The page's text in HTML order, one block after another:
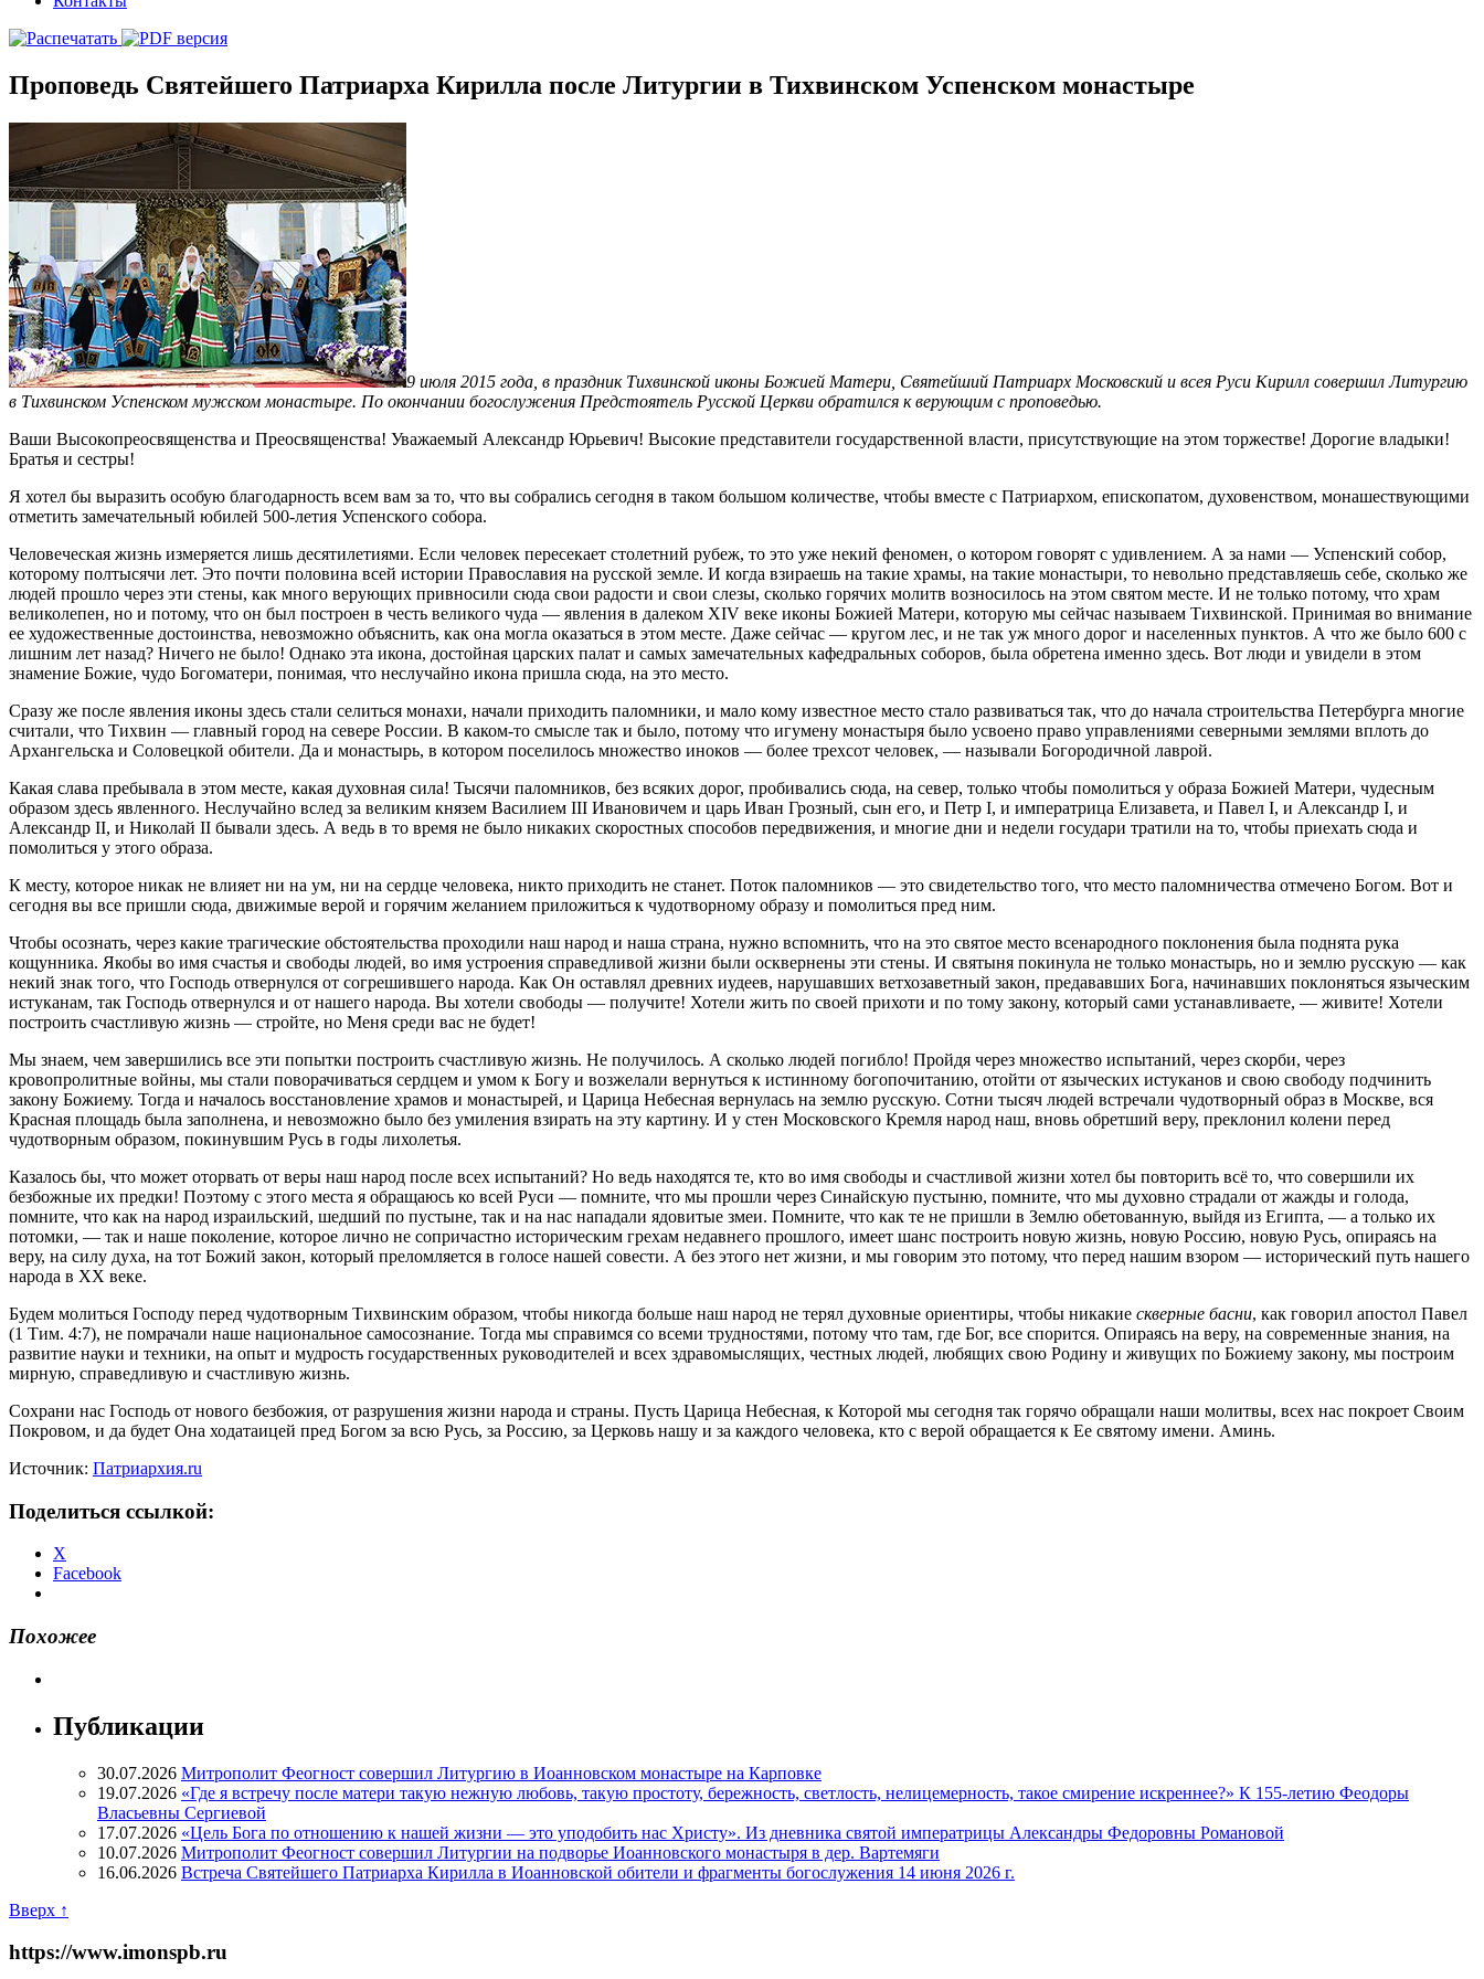
Проповедь Святейшего Патриарха Кирилла после Литургии в Тихвинском Успенском монастыре
9 июля 2015 года, в праздник Тихвинской иконы Божией Матери, Святейший Патриарх Московский и всея Руси Кирилл совершил Литургию
в Тихвинском Успенском мужском монастыре. По окончании богослужения Предстоятель Русской Церкви обратился к верующим с проповедью.
Ваши Высокопреосвященства и Преосвященства! Уважаемый Александр Юрьевич! Высокие представители государственной власти, присутствующие на этом торжестве! Дорогие владыки!
Братья и сестры!
Я хотел бы выразить особую благодарность всем вам за то, что вы собрались сегодня в таком большом количестве, чтобы вместе с Патриархом, епископатом, духовенством, монашествующими
отметить замечательный юбилей 500-летия Успенского собора.
Человеческая жизнь измеряется лишь десятилетиями. Если человек пересекает столетний рубеж, то это уже некий феномен, о котором говорят с удивлением. А за нами — Успенский собор,
которому полтысячи лет. Это почти половина всей истории Православия на русской земле. И когда взираешь на такие храмы, на такие монастыри, то невольно представляешь себе, сколько же
людей прошло через эти стены, как много верующих привносили сюда свои радости и свои слезы, сколько горячих молитв возносилось на этом святом месте. И не только потому, что храм
великолепен, но и потому, что он был построен в честь великого чуда — явления в далеком XIV веке иконы Божией Матери, которую мы сейчас называем Тихвинской. Принимая во внимание
ее художественные достоинства, невозможно объяснить, как она могла оказаться в этом месте. Даже сейчас — кругом лес, и не так уж много дорог и населенных пунктов. А что же было 600 с
лишним лет назад? Ничего не было! Однако эта икона, достойная царских палат и самых замечательных кафедральных соборов, была обретена именно здесь. Вот люди и увидели в этом
знамение Божие, чудо Богоматери, понимая, что неслучайно икона пришла сюда, на это место.
Сразу же после явления иконы здесь стали селиться монахи, начали приходить паломники, и мало кому известное место стало развиваться так, что до начала строительства Петербурга многие
считали, что Тихвин — главный город на севере России. В каком-то смысле так и было, потому что игумену монастыря было усвоено право управлениями северными землями вплоть до
Архангельска и Соловецкой обители. Да и монастырь, в котором поселилось множество иноков — более трехсот человек, — называли Богородичной лаврой.
Какая слава пребывала в этом месте, какая духовная сила! Тысячи паломников, без всяких дорог, пробивались сюда, на север, только чтобы помолиться у образа Божией Матери, чудесным
образом здесь явленного. Неслучайно вслед за великим князем Василием III Ивановичем и царь Иван Грозный, сын его, и Петр I, и императрица Елизавета, и Павел I, и Александр I, и
Александр II, и Николай II бывали здесь. А ведь в то время не было никаких скоростных способов передвижения, и многие дни и недели государи тратили на то, чтобы приехать сюда и
помолиться у этого образа.
К месту, которое никак не влияет ни на ум, ни на сердце человека, никто приходить не станет. Поток паломников — это свидетельство того, что место паломничества отмечено Богом. Вот и
сегодня вы все пришли сюда, движимые верой и горячим желанием приложиться к чудотворному образу и помолиться пред ним.
Чтобы осознать, через какие трагические обстоятельства проходили наш народ и наша страна, нужно вспомнить, что на это святое место всенародного поклонения была поднята рука
кощунника. Якобы во имя счастья и свободы людей, во имя устроения справедливой жизни были осквернены эти стены. И святыня покинула не только монастырь, но и землю русскую — как
некий знак того, что Господь отвернулся от согрешившего народа. Как Он оставлял древних иудеев, нарушавших ветхозаветный закон, предававших Бога, начинавших поклоняться языческим
истуканам, так Господь отвернулся и от нашего народа. Вы хотели свободы — получите! Хотели жить по своей прихоти и по тому закону, который сами устанавливаете, — живите! Хотели
построить счастливую жизнь — стройте, но Меня среди вас не будет!
Мы знаем, чем завершились все эти попытки построить счастливую жизнь. Не получилось. А сколько людей погибло! Пройдя через множество испытаний, через скорби, через
кровопролитные войны, мы стали поворачиваться сердцем и умом к Богу и возжелали вернуться к истинному богопочитанию, отойти от языческих истуканов и свою свободу подчинить
закону Божиему. Тогда и началось восстановление храмов и монастырей, и Царица Небесная вернулась на землю русскую. Сотни тысяч людей встречали чудотворный образ в Москве, вся
Красная площадь была заполнена, и невозможно было без умиления взирать на эту картину. И у стен Московского Кремля народ наш, вновь обретший веру, преклонил колени перед
чудотворным образом, покинувшим Русь в годы лихолетья.
Казалось бы, что может оторвать от веры наш народ после всех испытаний? Но ведь находятся те, кто во имя свободы и счастливой жизни хотел бы повторить всё то, что совершили их
безбожные их предки! Поэтому с этого места я обращаюсь ко всей Руси — помните, что мы прошли через Синайскую пустыню, помните, что мы духовно страдали от жажды и голода,
помните, что как на народ израильский, шедший по пустыне, так и на нас нападали ядовитые змеи. Помните, что как те не пришли в Землю обетованную, выйдя из Египта, — а только их
потомки, — так и наше поколение, которое лично не сопричастно историческим грехам недавнего прошлого, имеет шанс построить новую жизнь, новую Россию, новую Русь, опираясь на
веру, на силу духа, на тот Божий закон, который преломляется в голосе нашей совести. А без этого нет жизни, и мы говорим это потому, что перед нашим взором — исторический путь нашего
народа в ХХ веке.
Будем молиться Господу перед чудотворным Тихвинским образом, чтобы никогда больше наш народ не терял духовные ориентиры, чтобы никакие скверные басни, как говорил апостол Павел
(1 Тим. 4:7), не помрачали наше национальное самосознание. Тогда мы справимся со всеми трудностями, потому что там, где Бог, все спорится. Опираясь на веру, на современные знания, на
развитие науки и техники, на опыт и мудрость государственных руководителей и всех здравомыслящих, честных людей, любящих свою Родину и живущих по Божиему закону, мы построим
мирную, справедливую и счастливую жизнь.
Сохрани нас Господь от нового безбожия, от разрушения жизни народа и страны. Пусть Царица Небесная, к Которой мы сегодня так горячо обращали наши молитвы, всех нас покроет Своим
Покровом, и да будет Она ходатаицей пред Богом за всю Русь, за Россию, за Церковь нашу и за каждого человека, кто с верой обращается к Ее святому имени. Аминь.
Источник: Патриархия.ru
Поделиться ссылкой:
X
Facebook
Похожее
Публикации
30.07.2026 Митрополит Феогност совершил Литургию в Иоанновском монастыре на Карповке
19.07.2026 «Где я встречу после матери такую нежную любовь, такую простоту, бережность, светлость, нелицемерность, такое смирение искреннее?» К 155-летию Феодоры
Власьевны Сергиевой
17.07.2026 «Цель Бога по отношению к нашей жизни — это уподобить нас Христу». Из дневника святой императрицы Александры Федоровны Романовой
10.07.2026 Митрополит Феогност совершил Литургии на подворье Иоанновского монастыря в дер. Вартемяги
16.06.2026 Встреча Святейшего Патриарха Кирилла в Иоанновской обители и фрагменты богослужения 14 июня 2026 г.
Вверх ↑
https://www.imonspb.ru